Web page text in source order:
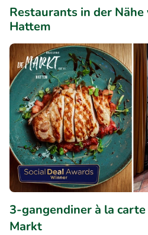
Restaurants in der
Hattem
3-gangendiner à la
Markt